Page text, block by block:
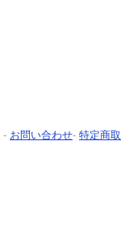
- お問い合わせ- 特定商